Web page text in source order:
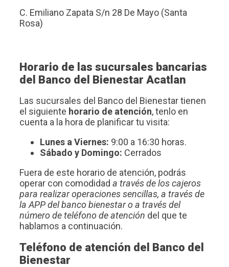
C. Emiliano Zapata S/n 28 De Mayo (Santa
Rosa)
Horario de las sucursales bancarias
del Banco del Bienestar Acatlan
Las sucursales del Banco del Bienestar tienen
el siguiente horario de atención, tenlo en
cuenta a la hora de planificar tu visita:
Lunes a Viernes: 9:00 a 16:30 horas.
Sábado y Domingo: Cerrados
Fuera de este horario de atención, podrás
operar con comodidad a través de los cajeros
para realizar operaciones sencillas, a través de
la APP del banco bienestar o a través del
número de teléfono de atención del que te
hablamos a continuación.
Teléfono de atención del Banco del
Bienestar